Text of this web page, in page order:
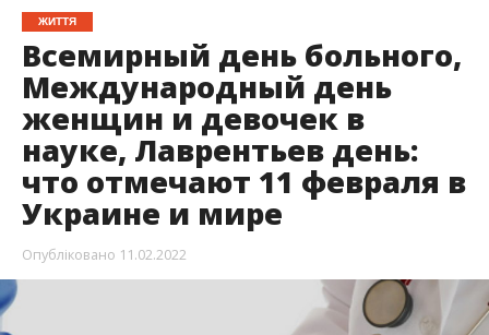
ЖИТТЯ
Всемирный день больного,
Международный день
женщин и девочек в
науке, Лаврентьев день:
что отмечают 11 февраля в
Украине и мире
Опубліковано 11.02.2022